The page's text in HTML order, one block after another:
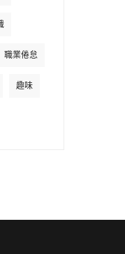
職業倦怠
趣味